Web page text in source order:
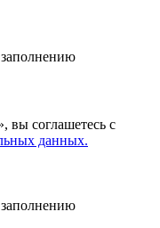
вы соглашетесь с
данных.